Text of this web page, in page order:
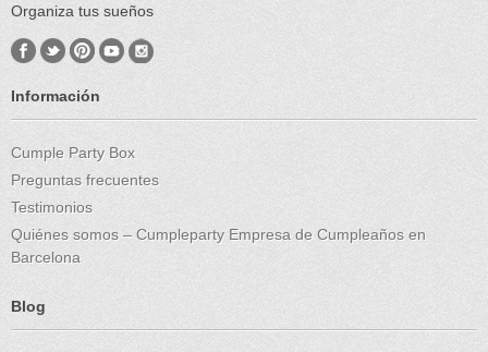
Organiza tus sueños
Información
Cumple Party Box
Preguntas frecuentes
Testimonios
Quiénes somos – Cumpleparty Empresa de Cumpleaños en
Barcelona
Blog